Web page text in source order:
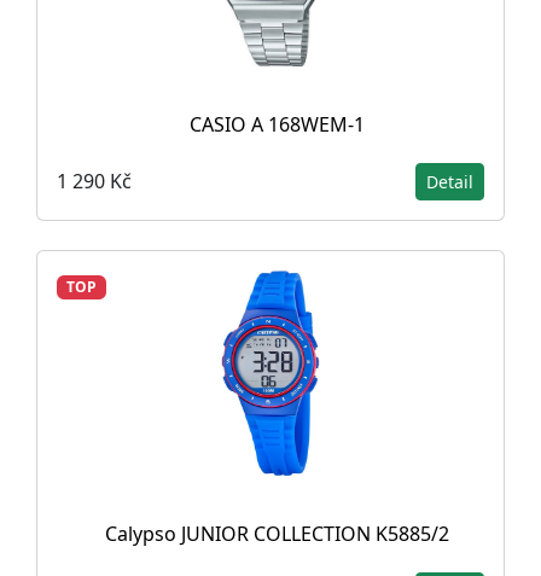
CASIO A 168WEM-1
1 290 Kč Detail
TOP
Calypso JUNIOR COLLECTION K5885/2